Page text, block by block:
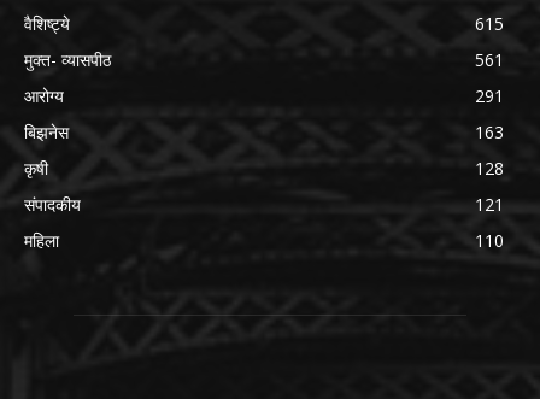
वैशिष्ट्ये
615
मुक्त- व्यासपीठ
561
आरोग्य
291
बिझनेस
163
कृषी
128
संपादकीय
121
महिला
110